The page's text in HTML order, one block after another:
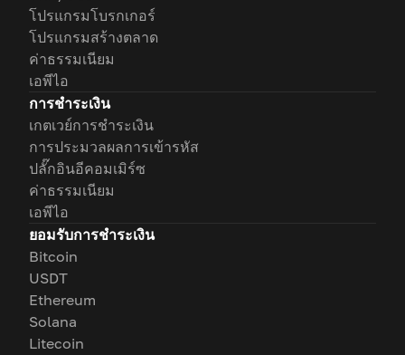
โปรแกรมโบรกเกอร์
โปรแกรมสร้างตลาด
ค่าธรรมเนียม
เอพีไอ
การชำระเงิน
เกตเวย์การชำระเงิน
การประมวลผลการเข้ารหัส
ปลั๊กอินอีคอมเมิร์ซ
ค่าธรรมเนียม
เอพีไอ
ยอมรับการชำระเงิน
Bitcoin
USDT
Ethereum
Solana
Litecoin